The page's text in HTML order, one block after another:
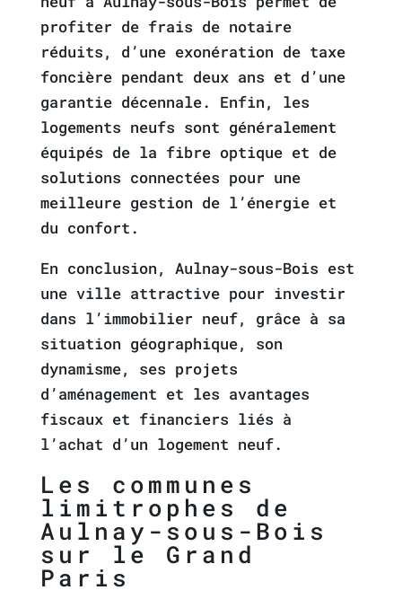
profiter de frais de notaire
réduits, d’une exonération de taxe
foncière pendant deux ans et d’une
garantie décennale. Enfin, les
logements neufs sont généralement
équipés de la fibre optique et de
solutions connectées pour une
meilleure gestion de l’énergie et
du confort.
En conclusion, Aulnay-sous-Bois est
une ville attractive pour investir
dans l’immobilier neuf, grâce à sa
situation géographique, son
dynamisme, ses projets
d’aménagement et les avantages
fiscaux et financiers liés à
l’achat d’un logement neuf.
Les communes
limitrophes de
Aulnay-sous-Bois
sur le Grand
Paris